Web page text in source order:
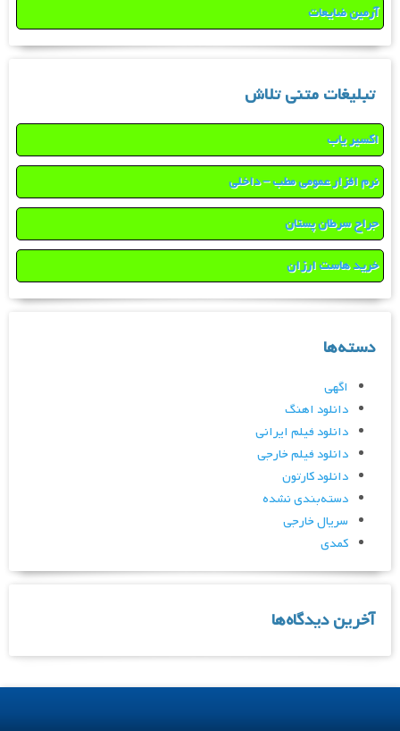
آرمین ضایعات
تبلیغات متنی تلاش
اکسیر یاب
نرم افزار عمومی مطب – داخلی
جراح سرطان پستان
خرید هاست ارزان
دسته‌ها
اگهی
دانلود اهنگ
دانلود فیلم ایرانی
دانلود فیلم خارجی
دانلود کارتون
دسته‌بندی نشده
سریال خارجی
کمدی
آخرین دیدگاه‌ها